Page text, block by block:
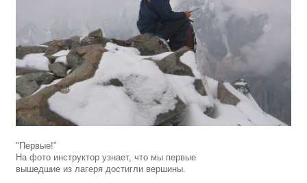
"Первые!"
На фото инструктор узнает, что мы первые
вышедшие из лагеря достигли вершины.